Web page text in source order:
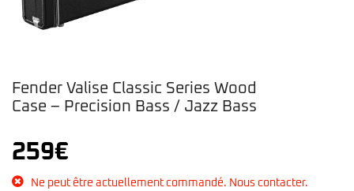
Fender Valise Classic Series Wood
Case – Precision Bass / Jazz Bass
259€
Ne peut être actuellement commandé. Nous contacter.